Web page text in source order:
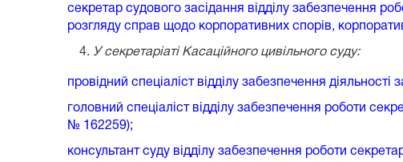
секретар судового засідання відділу забезпечення
розгляду справ щодо корпоративних спорів‚
У секретаріаті Касаційного цивільного суду:
провідний спеціаліст відділу забезпечення
головний спеціаліст відділу забезпечення роботи
№ 162259);
консультант суду відділу забезпечення роботи